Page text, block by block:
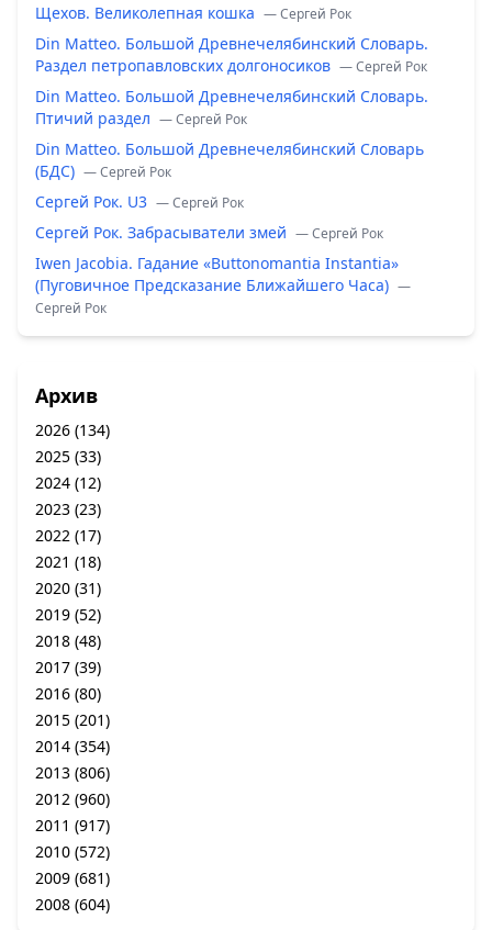
Щехов. Великолепная кошка — Сергей Рок
Din Matteo. Большой Древнечелябинский Словарь.
Раздел петропавловских долгоносиков — Сергей Рок
Din Matteo. Большой Древнечелябинский Словарь.
Птичий раздел — Сергей Рок
Din Matteo. Большой Древнечелябинский Словарь
(БДС) — Сергей Рок
Сергей Рок. U3 — Сергей Рок
Сергей Рок. Забрасыватели змей — Сергей Рок
Iwen Jacobia. Гадание «Buttonomantia Instantia»
(Пуговичное Предсказание Ближайшего Часа) —
Сергей Рок
Архив
2026 (134)
2025 (33)
2024 (12)
2023 (23)
2022 (17)
2021 (18)
2020 (31)
2019 (52)
2018 (48)
2017 (39)
2016 (80)
2015 (201)
2014 (354)
2013 (806)
2012 (960)
2011 (917)
2010 (572)
2009 (681)
2008 (604)